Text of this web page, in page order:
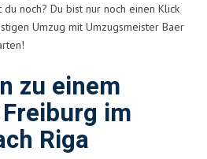
noch? Du bist nur noch einen Klick
Umzug mit Umzugsmeister Baer
zu einem
im
Riga